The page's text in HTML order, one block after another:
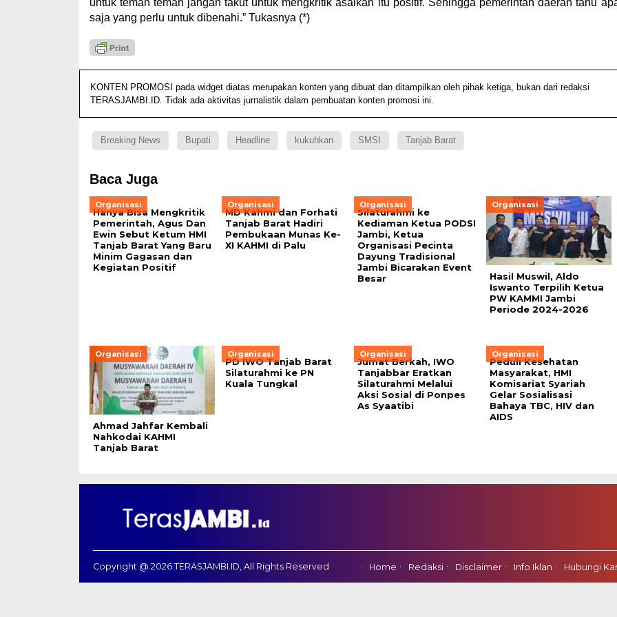
saja yang perlu untuk dibenahi.” Tukasnya (*)
KONTEN PROMOSI pada widget diatas merupakan konten yang dibuat dan ditampilkan oleh pihak ketiga, bukan dari redaksi
TERASJAMBI.ID. Tidak ada aktivitas jurnalistik dalam pembuatan konten promosi ini.
Breaking News Bupati Headline kukuhkan SMSI Tanjab Barat
Baca Juga
Organisasi
Hanya Bisa Mengkritik
Pemerintah, Agus Dan
Ewin Sebut Ketum HMI
Tanjab Barat Yang Baru
Minim Gagasan dan
Kegiatan Positif
Organisasi
MD Kahmi dan Forhati
Tanjab Barat Hadiri
Pembukaan Munas Ke-
XI KAHMI di Palu
Organisasi
Silaturahmi ke
Kediaman Ketua PODSI
Jambi, Ketua
Organisasi Pecinta
Dayung Tradisional
Jambi Bicarakan Event
Besar
Organisasi
Hasil Muswil, Aldo
Iswanto Terpilih Ketua
PW KAMMI Jambi
Periode 2024-2026
Organisasi
Ahmad Jahfar Kembali
Nahkodai KAHMI
Tanjab Barat
Organisasi
PD IWO Tanjab Barat
Silaturahmi ke PN
Kuala Tungkal
Organisasi
Jumat Berkah, IWO
Tanjabbar Eratkan
Silaturahmi Melalui
Aksi Sosial di Ponpes
As Syaatibi
Organisasi
Peduli Kesehatan
Masyarakat, HMI
Komisariat Syariah
Gelar Sosialisasi
Bahaya TBC, HIV dan
AIDS
Copyright @ 2026 TERASJAMBI.ID, All Rights Reserved Home Redaksi Disclaimer Info Iklan Hubungi